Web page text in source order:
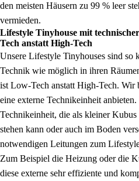
den meisten Häusern zu 99 % leer
vermieden.
Lifestyle Tinyhouse mit
Tech anstatt High-Tech
Unsere Lifestyle Tinyhouses sind so
Technik wie möglich in ihren
ist Low-Tech anstatt High-Tech. Wir
eine externe Technikeinheit
Technikeinheit, die als kleiner
stehen kann oder auch im Boden
notwendigen Leitungen zum
Zum Beispiel die Heizung oder die
diese externe sehr effiziente und